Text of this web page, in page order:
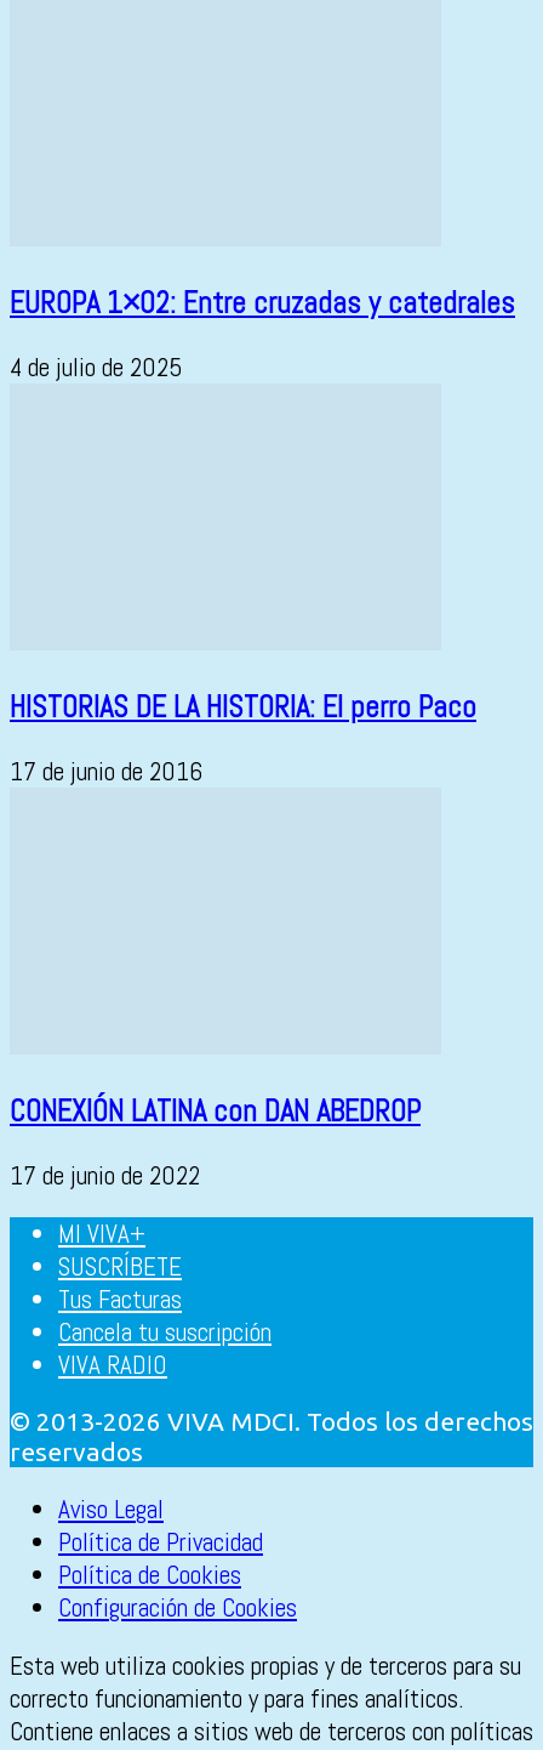
EUROPA 1×02: Entre cruzadas y catedrales
4 de julio de 2025
HISTORIAS DE LA HISTORIA: El perro Paco
17 de junio de 2016
CONEXIÓN LATINA con DAN ABEDROP
17 de junio de 2022
MI VIVA+
SUSCRÍBETE
Tus Facturas
Cancela tu suscripción
VIVA RADIO
© 2013-2026 VIVA MDCI. Todos los derechos
reservados
Aviso Legal
Política de Privacidad
Política de Cookies
Configuración de Cookies
Esta web utiliza cookies propias y de terceros para su
correcto funcionamiento y para fines analíticos.
Contiene enlaces a sitios web de terceros con políticas